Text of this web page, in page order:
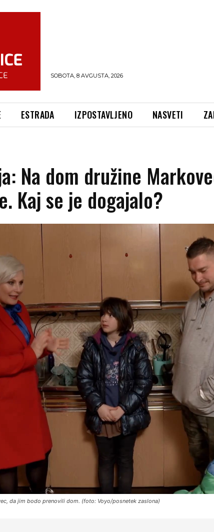
SOBOTA, 8 AVGUSTA, 2026
ESTRADA IZPOSTAVLJENO NASVETI
Na dom družine
Kaj se je dogajalo?
da jim bodo prenovili dom. (foto: Voyo/posnetek zaslona)